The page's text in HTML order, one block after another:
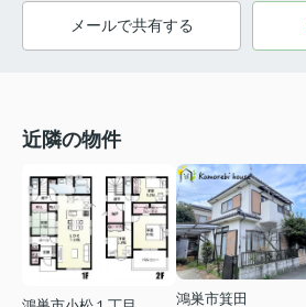
メールで共有する
近隣の物件
鴻巣市箕田